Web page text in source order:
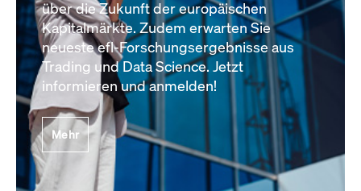
über die Zukunft der europäischen
Kapitalmärkte. Zudem erwarten Sie
neueste efl-Forschungsergebnisse aus
Trading und Data Science. Jetzt
informieren und anmelden!
Mehr